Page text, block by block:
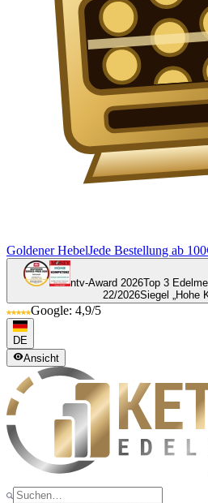
Goldener HebelJede Bestellung ab
ntv-Award 2026Top 3
22/2026Siegel „Hohe
Google: 4,9/5
DE
Ansicht